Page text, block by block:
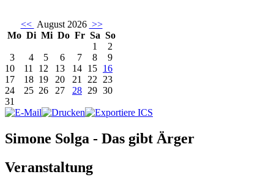
<< August 2026 >>
Mo Di Mi Do Fr Sa So
1
2
3
4 5 6 7 8
9
10
11 12 13 14 15 16
17
18 19 20 21 22 23
24
25 26 27 28 29 30
31
Simone Solga - Das gibt Ärger
Veranstaltung